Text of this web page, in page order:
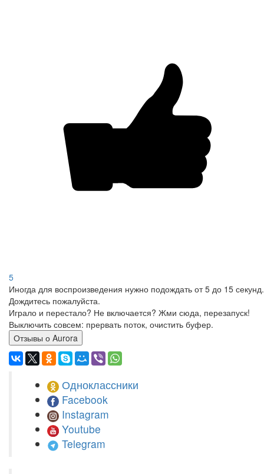
5
Иногда для воспроизведения нужно подождать от 5 до 15 секунд.
Дождитесь пожалуйста.
Играло и перестало? Не включается? Жми сюда, перезапуск!
Выключить совсем: прервать поток, очистить буфер.
Отзывы о Aurora
Одноклассники
Facebook
Instagram
Youtube
Telegram